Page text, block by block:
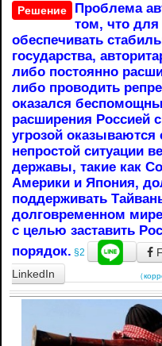
Решение
Проблема
том, что для
обеспечивать
государства,
либо постоянно
либо проводить
оказался
расширения Россией
угрозой
непростой ситуации
державы, такие как
Америки и Япония,
поддерживать
долговременном
с целью заставить
порядок. §2
LinkedIn
（